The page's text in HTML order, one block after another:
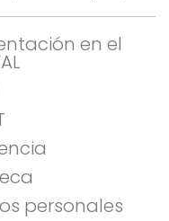
en el
personales